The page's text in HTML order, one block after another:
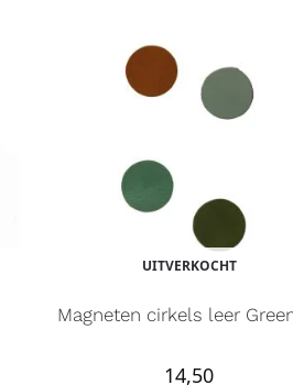
UITVERKOCHT
Magneten cirkels leer
14,50